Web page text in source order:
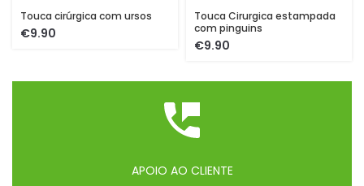
Touca cirúrgica com ursos
€
Touca Cirurgica estampada
com pinguins
€
APOIO AO CLIENTE